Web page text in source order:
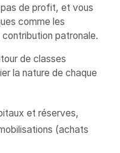
de profit, et vous
comme les
patronale.
de classes
la nature de chaque
et réserves,
(achats